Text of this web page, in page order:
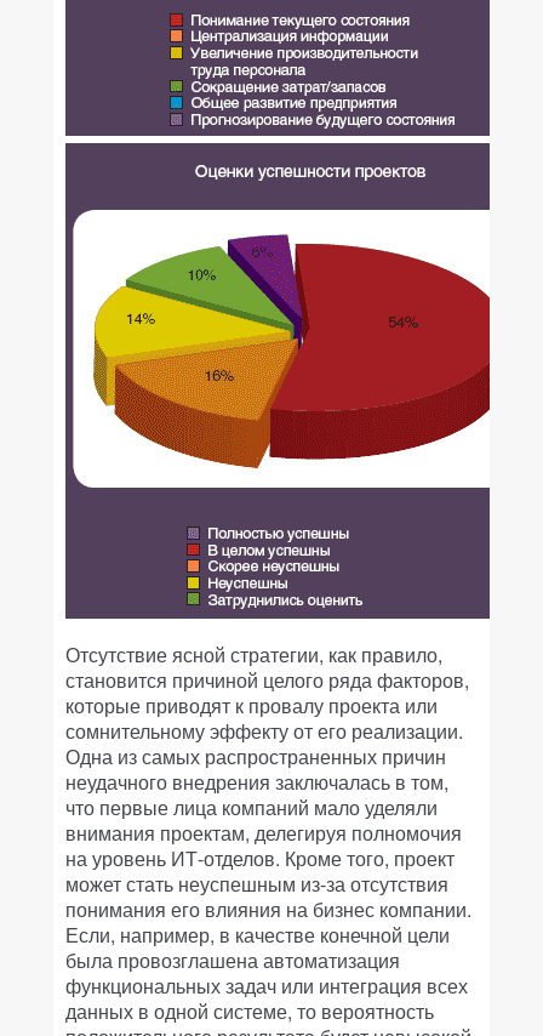
Отсутствие ясной стратегии, как правило,
становится причиной целого ряда факторов,
которые приводят к провалу проекта или
сомнительному эффекту от его реализации.
Одна из самых распространенных причин
неудачного внедрения заключалась в том,
что первые лица компаний мало уделяли
внимания проектам, делегируя полномочия
на уровень ИТ-отделов. Кроме того, проект
может стать неуспешным из-за отсутствия
понимания его влияния на бизнес компании.
Если, например, в качестве конечной цели
была провозглашена автоматизация
функциональных задач или интеграция всех
данных в одной системе, то вероятность